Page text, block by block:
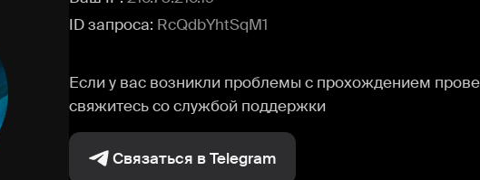
ID запроса: RcQdbYhtSqM1
Если у вас возникли проблемы с прохождением
свяжитесь со службой поддержки
Связаться в Telegram